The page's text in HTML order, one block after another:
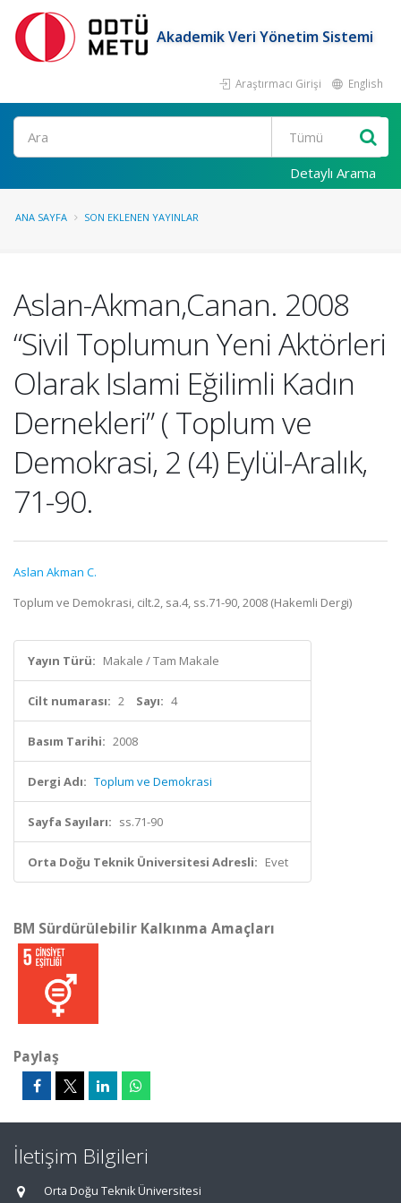
Akademik Veri Yönetim Sistemi
Araştırmacı Girişi English
Ara
Detaylı Arama
ANA SAYFA SON EKLENEN YAYINLAR
Aslan-Akman,Canan. 2008
“Sivil Toplumun Yeni Aktörleri
Olarak Islami Eğilimli Kadın
Dernekleri” ( Toplum ve
Demokrasi, 2 (4) Eylül-Aralık,
71-90.
Aslan Akman C.
Toplum ve Demokrasi, cilt.2, sa.4, ss.71-90, 2008 (Hakemli Dergi)
Yayın Türü: Makale / Tam Makale
Cilt numarası: 2 Sayı: 4
Basım Tarihi: 2008
Dergi Adı: Toplum ve Demokrasi
Sayfa Sayıları: ss.71-90
Orta Doğu Teknik Üniversitesi Adresli: Evet
BM Sürdürülebilir Kalkınma Amaçları
Paylaş
İletişim Bilgileri
Orta Doğu Teknik Üniversitesi